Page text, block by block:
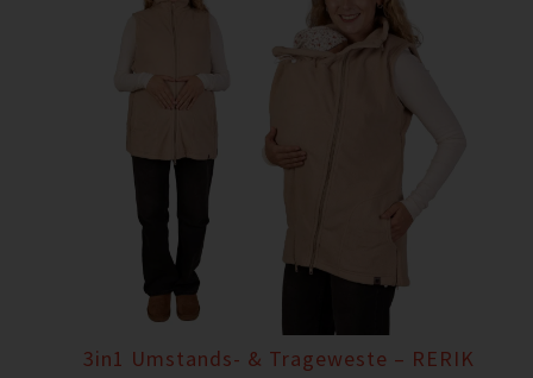
3in1 Umstands- & Trageweste – RERIK